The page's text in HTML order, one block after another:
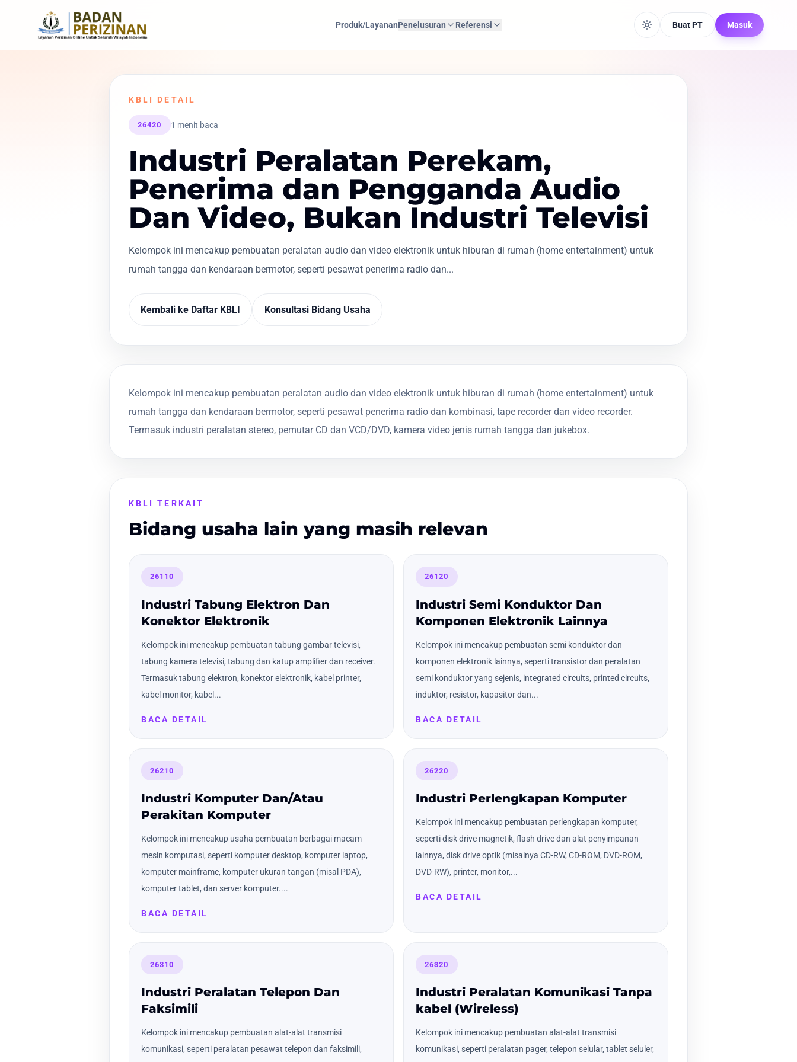
Produk/LayananPenelusuran Referensi Buat PT Masuk
KBLI DETAIL
26420 1 menit baca
Industri Peralatan Perekam,
Penerima dan Pengganda Audio
Dan Video, Bukan Industri Televisi
Kelompok ini mencakup pembuatan peralatan audio dan video elektronik untuk hiburan di rumah (home entertainment) untuk
rumah tangga dan kendaraan bermotor, seperti pesawat penerima radio dan...
Kembali ke Daftar KBLI Konsultasi Bidang Usaha
Kelompok ini mencakup pembuatan peralatan audio dan video elektronik untuk hiburan di rumah (home entertainment) untuk
rumah tangga dan kendaraan bermotor, seperti pesawat penerima radio dan kombinasi, tape recorder dan video recorder.
Termasuk industri peralatan stereo, pemutar CD dan VCD/DVD, kamera video jenis rumah tangga dan jukebox.
KBLI TERKAIT
Bidang usaha lain yang masih relevan
26110
Industri Tabung Elektron Dan
Konektor Elektronik
Kelompok ini mencakup pembuatan tabung gambar televisi,
tabung kamera televisi, tabung dan katup amplifier dan receiver.
Termasuk tabung elektron, konektor elektronik, kabel printer,
kabel monitor, kabel...
BACA DETAIL
26120
Industri Semi Konduktor Dan
Komponen Elektronik Lainnya
Kelompok ini mencakup pembuatan semi konduktor dan
komponen elektronik lainnya, seperti transistor dan peralatan
semi konduktor yang sejenis, integrated circuits, printed circuits,
induktor, resistor, kapasitor dan...
BACA DETAIL
26210
Industri Komputer Dan/Atau
Perakitan Komputer
Kelompok ini mencakup usaha pembuatan berbagai macam
mesin komputasi, seperti komputer desktop, komputer laptop,
komputer mainframe, komputer ukuran tangan (misal PDA),
komputer tablet, dan server komputer....
BACA DETAIL
26220
Industri Perlengkapan Komputer
Kelompok ini mencakup pembuatan perlengkapan komputer,
seperti disk drive magnetik, flash drive dan alat penyimpanan
lainnya, disk drive optik (misalnya CD-RW, CD-ROM, DVD-ROM,
DVD-RW), printer, monitor,...
BACA DETAIL
26310
Industri Peralatan Telepon Dan
Faksimili
Kelompok ini mencakup pembuatan alat-alat transmisi
komunikasi, seperti peralatan pesawat telepon dan faksimili,
26320
Industri Peralatan Komunikasi Tanpa
kabel (Wireless)
Kelompok ini mencakup pembuatan alat-alat transmisi
komunikasi, seperti peralatan pager, telepon selular, tablet seluler,